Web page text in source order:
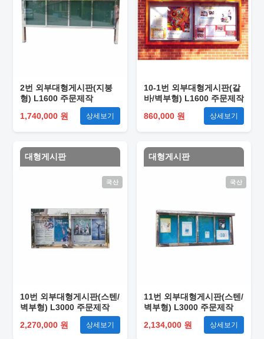
2번 외부대형게시판(지붕
형) L1600 주문제작
1,740,000 원
상세보기
10-1번 외부대형게시판(갈
바/벽부형) L1600 주문제작
860,000 원
상세보기
대형게시판
국산
10번 외부대형게시판(스텐/
벽부형) L3000 주문제작
2,270,000 원
상세보기
대형게시판
국산
11번 외부대형게시판(스텐/
벽부형) L3000 주문제작
2,134,000 원
상세보기